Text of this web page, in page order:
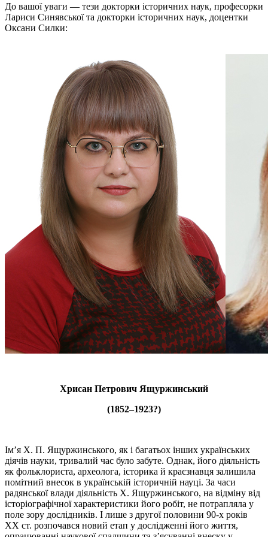
До вашої уваги — тези докторки історичних наук, професорки
Лариси Синявської та докторки історичних наук, доцентки
Оксани Силки:
Хрисан Петрович Ящуржинський
(1852–1923?)
Ім’я Х. П. Ящуржинського, як і багатьох інших українських
діячів науки, тривалий час було забуте. Однак, його діяльність
як фольклориста, археолога, історика й краєзнавця залишила
помітний внесок в українській історичній науці. За часи
радянської влади діяльність Х. Ящуржинського, на відміну від
історіографічної характеристики його робіт, не потрапляла у
поле зору дослідників. І лише з другої половини 90-х років
ХХ ст. розпочався новий етап у дослідженні його життя,